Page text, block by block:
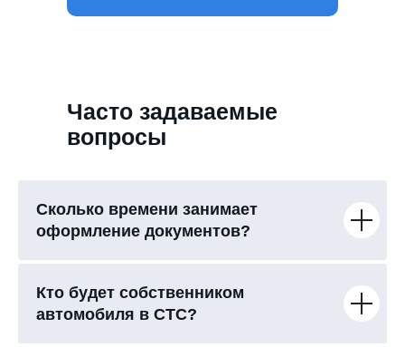
Часто задаваемые
вопросы
Сколько времени занимает
оформление документов?
Кто будет собственником
автомобиля в СТС?